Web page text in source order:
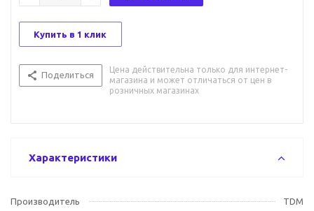
Купить в 1 клик
Поделиться
Цена действительна только для интернет-
магазина и может отличаться от цен в
розничных магазинах
Характеристики
Производитель
TDM